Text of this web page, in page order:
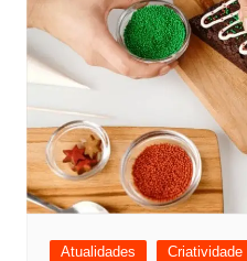
Atualidades Criatividade